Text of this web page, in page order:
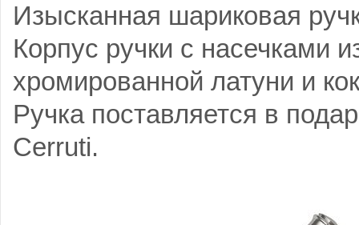
Изысканная шариковая
Корпус ручки с насечками
хромированной латуни и
Ручка поставляется в
Cerruti.